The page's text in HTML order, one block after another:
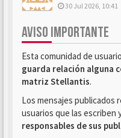
30 Jul 2026, 10:41
AVISO IMPORTANTE
Esta comunidad de
guarda relación alguna
matriz Stellantis.
Los mensajes publicados
usuarios que las escriben
responsables de sus